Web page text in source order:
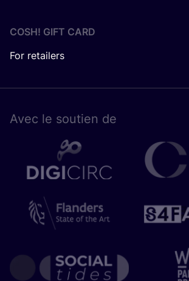
COSH! GIFT CARD
For retailers
Avec le sou­tien de